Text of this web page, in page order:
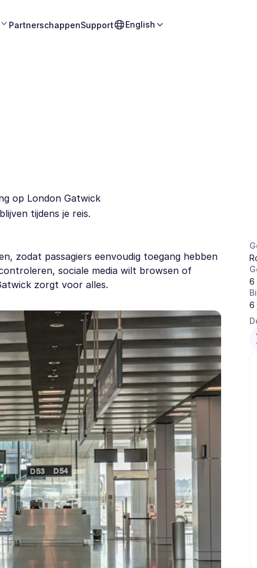
PartnerschappenSupport English
op London Gatwick
tijdens je reis.
zodat passagiers eenvoudig toegang hebben
sociale media wilt browsen of
zorgt voor alles.
6
6